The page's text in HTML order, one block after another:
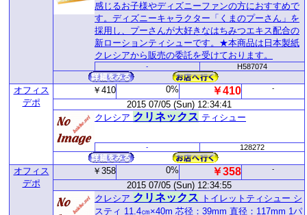
感じるお子様やディズニーファンの方におすすめで
す。ディズニーキャラクター「くまのプーさん」を
採用し、プーさんが大好きなはちみつエキス配合の
新ローションティシューです。★本商品は日本製紙
クレシアから販売の委託を受けております。
- H587074
オフィス
デポ
￥410 0% ￥410 -
2015 07/05 (Sun) 12:34:41
クレシア クリネックス ティシュー
- 128272
オフィス
デポ
￥358 0% ￥358 -
2015 07/05 (Sun) 12:34:55
クレシア クリネックス トイレットティシュー シ
スティ 11.4㎝×40m 芯径：39mm 直径：117mm 1パ